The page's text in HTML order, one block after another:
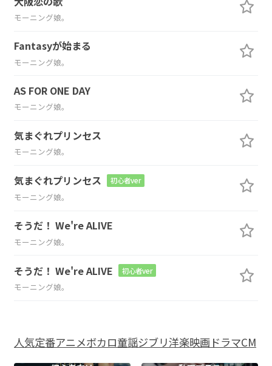
モーニング娘。
Fantasyが始まる
モーニング娘。
AS FOR ONE DAY
モーニング娘。
気まぐれプリンセス
モーニング娘。
気まぐれプリンセス 初心者ver
モーニング娘。
そうだ！ We're ALIVE
モーニング娘。
そうだ！ We're ALIVE 初心者ver
モーニング娘。
人気定番アニメボカロ童謡ジブリ洋楽映画ドラマCM